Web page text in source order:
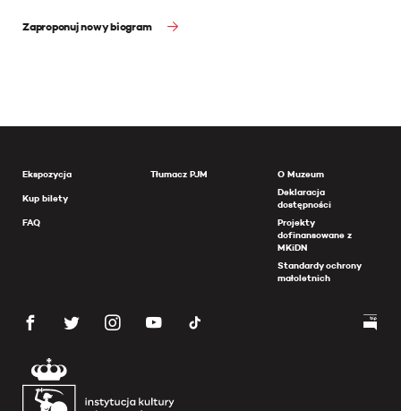
Zaproponuj nowy biogram
Ekspozycja
Kup bilety
FAQ
Tłumacz PJM
O Muzeum
Deklaracja
dostępności
Projekty
dofinansowane z
MKiDN
Standardy ochrony
małoletnich